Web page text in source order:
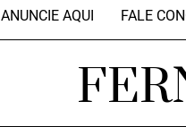
ANUNCIE AQUI FALE